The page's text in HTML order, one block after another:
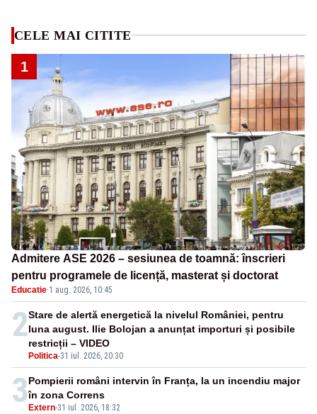
CELE MAI CITITE
1
Admitere ASE 2026 – sesiunea de toamnă: înscrieri
pentru programele de licență, masterat și doctorat
Educatie·1 aug. 2026, 10:45
2
Politica-31 iul. 2026, 20:30
Stare de alertă energetică la nivelul României, pentru
luna august. Ilie Bolojan a anunțat importuri și posibile
restricții – VIDEO
3 Extern-31 iul. 2026, 18:32
Pompierii români intervin în Franța, la un incendiu major
în zona Correns